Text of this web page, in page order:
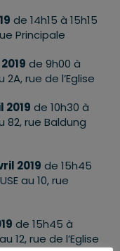
de 14h15 à 15h15
Principale
de 9h00 à
2A, rue de l’Eglise
2019 de 10h30 à
82, rue Baldung
2019 de 15h45
au 10, rue
de 15h45 à
12, rue de l’Eglise